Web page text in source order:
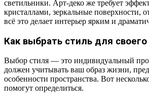
светильники. Арт-деко же требует
кристаллами, зеркальные поверхности,
всё это делает интерьер ярким и
Как выбрать стиль для
Выбор стиля — это индивидуальный
должен учитывать ваш образ жизни,
особенности пространства. Вот
помогут определиться.